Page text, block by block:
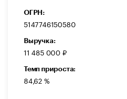
ОГРН:
5147746150580
Выручка:
11 485 000 ₽
Темп прироста:
84,62 %